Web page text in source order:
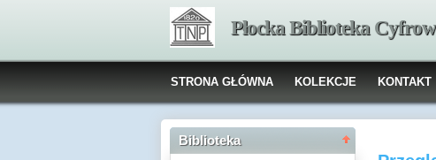
Płocka Biblioteka
STRONA GŁÓWNA KOLEKCJE KONTAKT
Biblioteka